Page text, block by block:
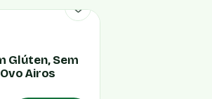
Glúten, Sem
Airos